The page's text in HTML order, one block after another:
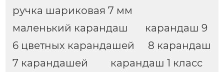
ручка шариковая 7 мм
маленький карандаш
карандаш 9
6 цветных карандашей
8 карандаш
7 карандашей
карандаш 1 класс